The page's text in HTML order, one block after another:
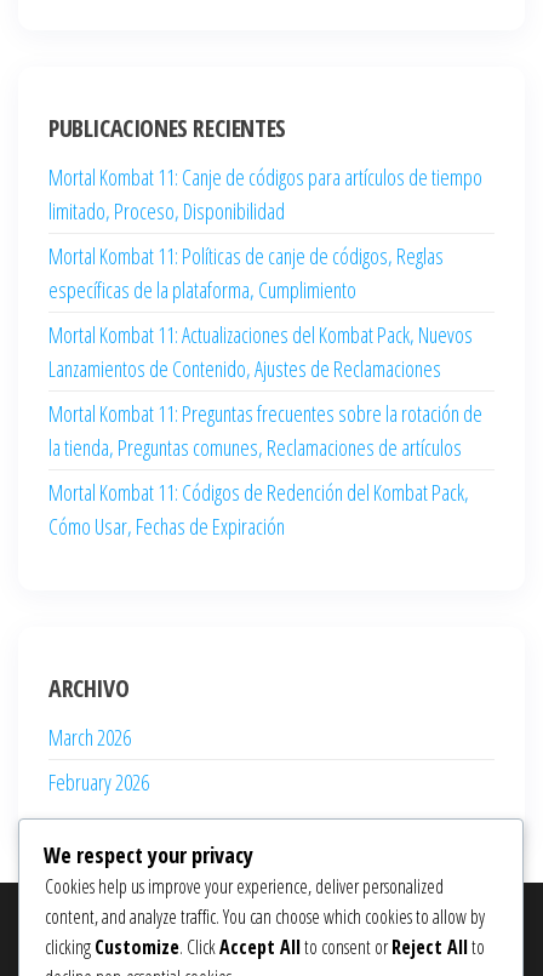
PUBLICACIONES RECIENTES
Mortal Kombat 11: Canje de códigos para artículos de tiempo
limitado, Proceso, Disponibilidad
Mortal Kombat 11: Políticas de canje de códigos, Reglas
específicas de la plataforma, Cumplimiento
Mortal Kombat 11: Actualizaciones del Kombat Pack, Nuevos
Lanzamientos de Contenido, Ajustes de Reclamaciones
Mortal Kombat 11: Preguntas frecuentes sobre la rotación de
la tienda, Preguntas comunes, Reclamaciones de artículos
Mortal Kombat 11: Códigos de Redención del Kombat Pack,
Cómo Usar, Fechas de Expiración
ARCHIVO
March 2026
February 2026
BUSCAR
We respect your privacy
Cookies help us improve your experience, deliver personalized
content, and analyze traffic. You can choose which cookies to allow by
clickingCustomize. ClickAccept Allto consent orReject Allto